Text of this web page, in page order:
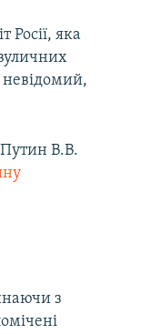
Росії, яка
невідомий,
В.В.
з